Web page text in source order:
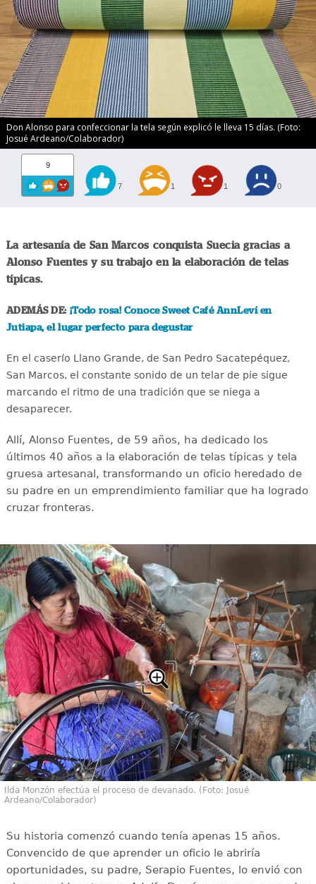
Don Alonso para confeccionar la tela según explicó le lleva 15 días. (Foto:
Josué Ardeano/Colaborador)
9
7 1 1 0
La artesanía de San Marcos conquista Suecia gracias a
Alonso Fuentes y su trabajo en la elaboración de telas
típicas.
ADEMÁS DE: ¡Todo rosa! Conoce Sweet Café AnnLeví en
Jutiapa, el lugar perfecto para degustar
En el caserío Llano Grande, de San Pedro Sacatepéquez,
San Marcos, el constante sonido de un telar de pie sigue
marcando el ritmo de una tradición que se niega a
desaparecer.
Allí, Alonso Fuentes, de 59 años, ha dedicado los
últimos 40 años a la elaboración de telas típicas y tela
gruesa artesanal, transformando un oficio heredado de
su padre en un emprendimiento familiar que ha logrado
cruzar fronteras.
Ilda Monzón efectúa el proceso de devanado. (Foto: Josué
Ardeano/Colaborador)
Su historia comenzó cuando tenía apenas 15 años.
Convencido de que aprender un oficio le abriría
oportunidades, su padre, Serapio Fuentes, lo envió con